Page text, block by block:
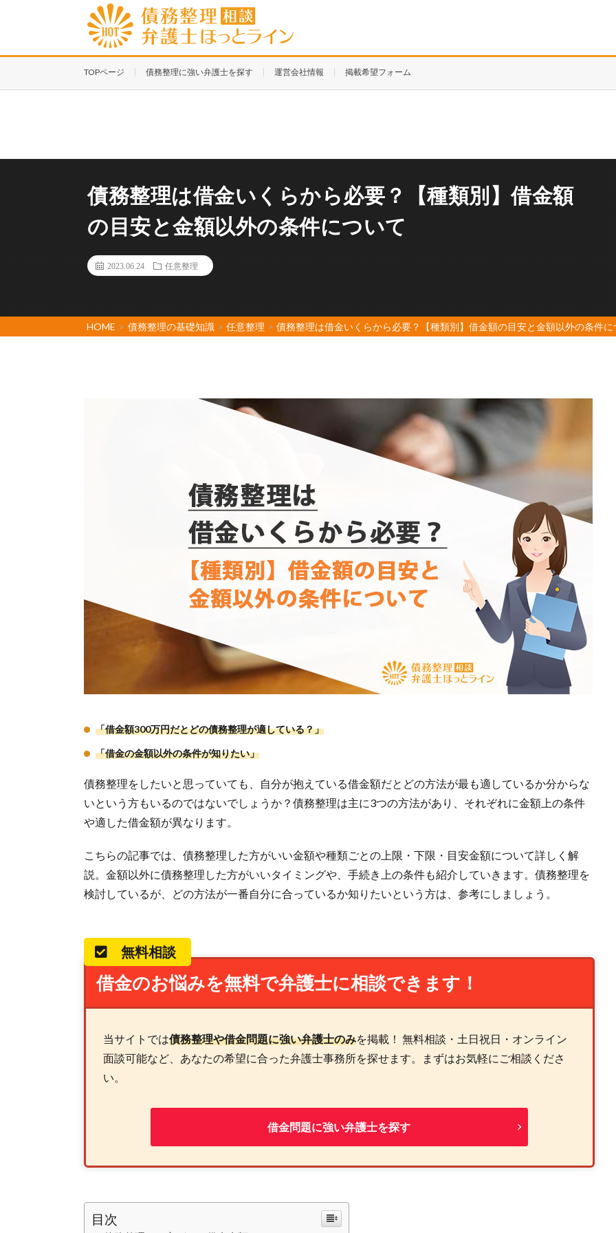
TOPページ 債務整理に強い弁護士を探す 運営会社情報 掲載希望フォーム
債務整理は借金いくらから必要？【種類別】借金額
の目安と金額以外の条件について
2023.06.24 任意整理
HOME > 債務整理の基礎知識 > 任意整理 > 債務整理は借金いくらから必要？【種類別】借金額の目安と金額以外の条件に
「借金額300万円だとどの債務整理が適している？」
「借金の金額以外の条件が知りたい」
債務整理をしたいと思っていても、自分が抱えている借金額だとどの方法が最も適しているか分からな
いという方もいるのではないでしょうか？債務整理は主に3つの方法があり、それぞれに金額上の条件
や適した借金額が異なります。
こちらの記事では、債務整理した方がいい金額や種類ごとの上限・下限・目安金額について詳しく解
説。金額以外に債務整理した方がいいタイミングや、手続き上の条件も紹介していきます。債務整理を
検討しているが、どの方法が一番自分に合っているか知りたいという方は、参考にしましょう。
無料相談
借金のお悩みを無料で弁護士に相談できます！
当サイトでは債務整理や借金問題に強い弁護士のみを掲載！ 無料相談・土日祝日・オンライン
面談可能など、あなたの希望に合った弁護士事務所を探せます。まずはお気軽にご相談くださ
い。
借金問題に強い弁護士を探す
目次